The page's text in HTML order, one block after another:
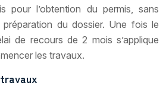
pour l’obtention du permis, sans
du dossier. Une fois le
de recours de 2 mois s’applique
les travaux.